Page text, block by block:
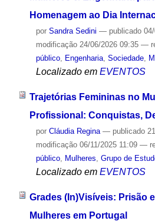
Homenagem ao Dia
por Sandra Sedini — publicado04/
modificação24/06/2026 09:35 —
público, Engenharia, Sociedade,
Localizado em EVENTOS
Trajetórias Femininas no
Profissional: Conquistas,
por Cláudia Regina — publicado
modificação06/11/2025 11:09 —
público, Mulheres Grupo de
Localizado em EVENTOS
Grades (In)Visíveis: Prisão
Mulheres em Portugal